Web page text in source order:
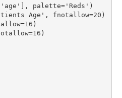
'age' ] , palette='Reds' )
Age' , fnotallow=20 )
=16 )
=16 )